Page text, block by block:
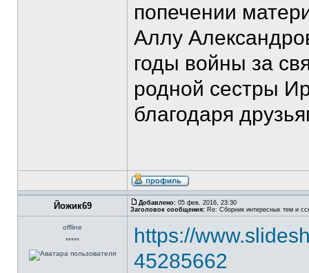
попечении
Аллу
годы войны за
родной сестры
благодаря
Йожик69 Добавлено: 05 фев, 2016, 23:30
Заголовок сообщения: Re: Сборник интересных тем и
offline
*****
https://
45285662